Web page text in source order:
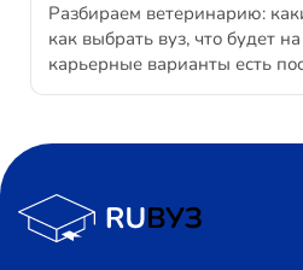
Разбираем ветеринарию:
как выбрать вуз, что будет
карьерные варианты есть